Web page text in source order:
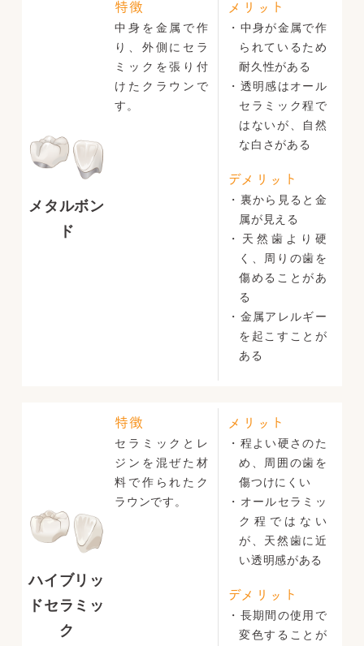
メタルボン
ド
特徴
中身を金属で作
り、外側にセラ
ミックを張り付
けたクラウンで
す。
メリット
・中身が金属で作
られているため
耐久性がある
・透明感はオール
セラミック程で
はないが、自然
な白さがある
デメリット
・裏から見ると金
属が見える
・天然歯より硬
く、周りの歯を
傷めることがあ
る
・金属アレルギー
を起こすことが
ある
ハイブリッ
ドセラミッ
ク
特徴
セラミックとレ
ジンを混ぜた材
料で作られたク
ラウンです。
メリット
・程よい硬さのた
め、周囲の歯を
傷つけにくい
・オールセラミッ
ク程ではない
が、天然歯に近
い透明感がある
デメリット
・長期間の使用で
変色することが